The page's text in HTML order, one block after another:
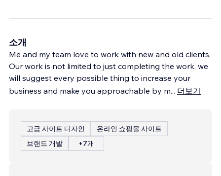
소개
Me and my team love to work with new and old clients,
Our work is not limited to just completing the work, we
will suggest every possible thing to increase your
business and make you approachable by m... 더보기
고급 사이트 디자인
온라인 쇼핑몰 사이트
브랜드 개발
+7개